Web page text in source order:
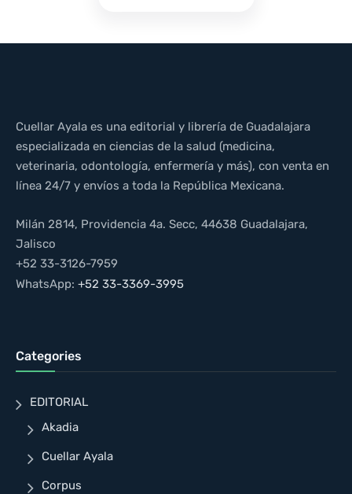
Cuellar Ayala es una editorial y librería de Guadalajara
especializada en ciencias de la salud (medicina,
veterinaria, odontología, enfermería y más), con venta en
línea 24/7 y envíos a toda la República Mexicana.
Milán 2814, Providencia 4a. Secc, 44638 Guadalajara,
Jalisco
+52 33-3126-7959
WhatsApp: +52 33-3369-3995
Categories
EDITORIAL
Akadia
Cuellar Ayala
Corpus